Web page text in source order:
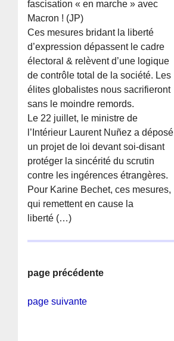
fascisation « en marche » avec
Macron ! (JP)
Ces mesures bridant la liberté
d’expression dépassent le cadre
électoral & relèvent d’une logique
de contrôle total de la société. Les
élites globalistes nous sacrifieront
sans le moindre remords.
Le 22 juillet, le ministre de
l’Intérieur Laurent Nuñez a déposé
un projet de loi devant soi-disant
protéger la sincérité du scrutin
contre les ingérences étrangères.
Pour Karine Bechet, ces mesures,
qui remettent en cause la
liberté (…)
page précédente
page suivante